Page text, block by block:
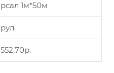
рсал 1м*50м
рул.
552,70р.